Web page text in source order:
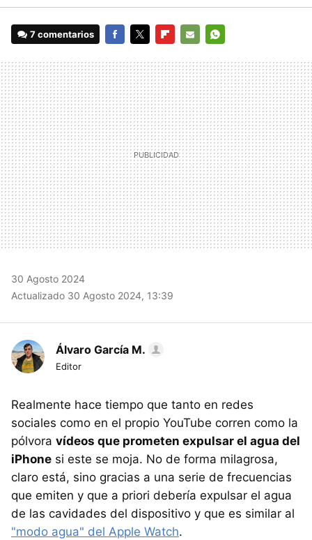
7 comentarios
MAIL
30 Agosto 2024
Actualizado 30 Agosto 2024, 13:39
Álvaro García M.
Editor
Realmente hace tiempo que tanto en redes
sociales como en el propio YouTube corren como la
pólvora vídeos que prometen expulsar el agua del
iPhone si este se moja. No de forma milagrosa,
claro está, sino gracias a una serie de frecuencias
que emiten y que a priori debería expulsar el agua
de las cavidades del dispositivo y que es similar al
"modo agua" del Apple Watch.